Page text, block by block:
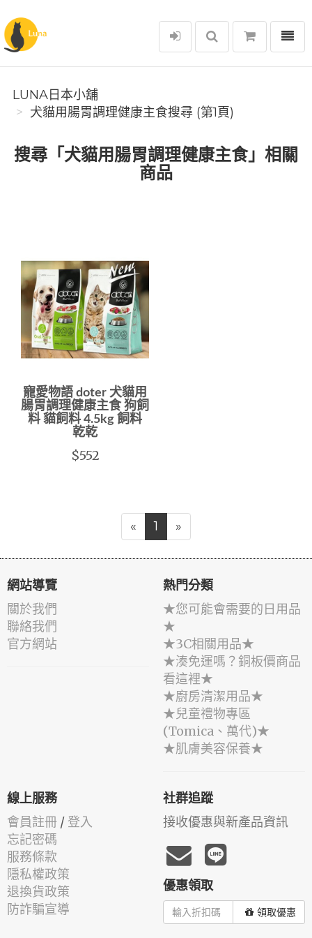
Luna日本小舖
選單
LUNA日本小舖
犬貓用腸胃調理健康主食搜尋 (第1頁)
搜尋「犬貓用腸胃調理健康主食」相關
商品
寵愛物語 doter 犬貓用
腸胃調理健康主食 狗飼
料 貓飼料 4.5kg 飼料
乾乾
$552
« 1 »
網站導覽
關於我們
聯絡我們
官方網站
熱門分類
★您可能會需要的日用品
★
★3C相關用品★
★湊免運嗎？銅板價商品
看這裡★
★廚房清潔用品★
★兒童禮物專區
(Tomica、萬代)★
★肌膚美容保養★
線上服務
會員註冊 / 登入
忘記密碼
服務條款
隱私權政策
退換貨政策
防詐騙宣導
社群追蹤
接收優惠與新產品資訊
優惠領取
領取優惠